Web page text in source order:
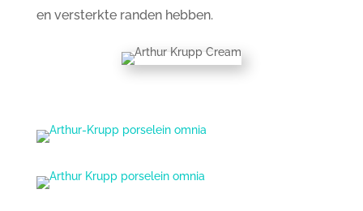
en versterkte randen hebben.